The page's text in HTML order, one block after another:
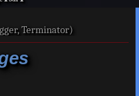
Terminator)